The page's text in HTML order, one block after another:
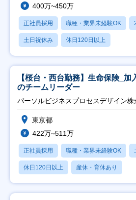
400万~450万
正社員採用 職種・業界未経験OK
土日祝休み 休日120日以上
【桜台・西台勤務】生命保険_加
のチームリーダー
パーソルビジネスプロセスデザイン株
東京都
422万~511万
正社員採用 職種・業界未経験OK
休日120日以上 産休・育休あり